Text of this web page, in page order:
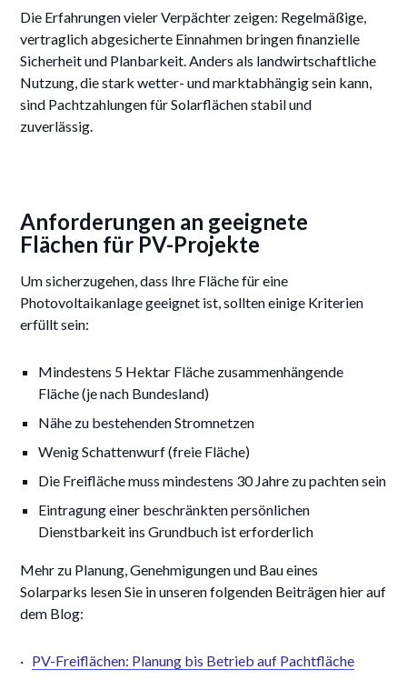
Die Erfahrungen vieler Verpächter zeigen: Regelmäßige,
vertraglich abgesicherte Einnahmen bringen finanzielle
Sicherheit und Planbarkeit. Anders als landwirtschaftliche
Nutzung, die stark wetter- und marktabhängig sein kann,
sind Pachtzahlungen für Solarflächen stabil und
zuverlässig.
Anforderungen an geeignete
Flächen für PV-Projekte
Um sicherzugehen, dass Ihre Fläche für eine
Photovoltaikanlage geeignet ist, sollten einige Kriterien
erfüllt sein:
Mindestens 5 Hektar Fläche zusammenhängende
Fläche (je nach Bundesland)
Nähe zu bestehenden Stromnetzen
Wenig Schattenwurf (freie Fläche)
Die Freifläche muss mindestens 30 Jahre zu pachten sein
Eintragung einer beschränkten persönlichen
Dienstbarkeit ins Grundbuch ist erforderlich
Mehr zu Planung, Genehmigungen und Bau eines
Solarparks lesen Sie in unseren folgenden Beiträgen hier auf
dem Blog:
· PV-Freiflächen: Planung bis Betrieb auf Pachtfläche